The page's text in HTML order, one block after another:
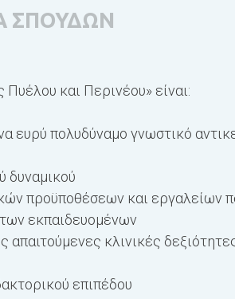
ΣΠΟΥΔΩΝ
και Περινέου» είναι:
ευρύ πολυδύναμο γνωστικό
δυναμικού
προϋποθέσεων και εργαλείων
εκπαιδευομένων
κλινικές
επιπέδου